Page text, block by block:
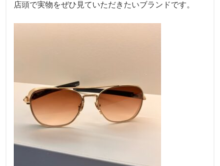
店頭で実物をぜひ見ていただきたいブランドです。